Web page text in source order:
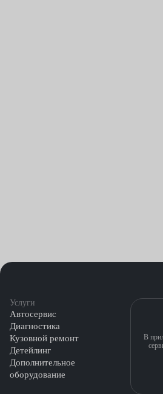
Услуги
Автосервис
Диагностика
Кузовной ремонт
Детейлинг
Дополнительное
оборудование
В